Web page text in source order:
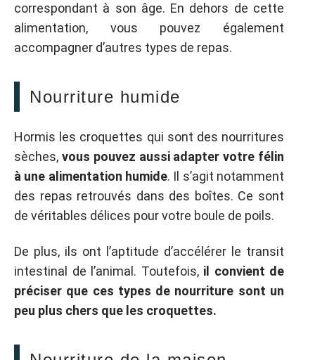
correspondant à son âge. En dehors de cette
alimentation, vous pouvez également
accompagner d’autres types de repas.
Nourriture humide
Hormis les croquettes qui sont des nourritures
sèches, vous pouvez aussi adapter votre félin
à une alimentation humide. Il s’agit notamment
des repas retrouvés dans des boîtes. Ce sont
de véritables délices pour votre boule de poils.
De plus, ils ont l’aptitude d’accélérer le transit
intestinal de l’animal. Toutefois, il convient de
préciser que ces types de nourriture sont un
peu plus chers que les croquettes.